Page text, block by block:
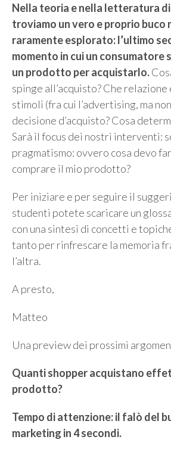
Nella teoria e nella letteratura
troviamo un vero e proprio buco
raramente esplorato: l’ultimo
momento in cui un consumatore
un prodotto per acquistarlo.
spinge all’acquisto? Che
stimoli (fra cui l’advertising, ma
decisione d’acquisto? Cosa
Sarà il focus dei nostri interventi:
pragmatismo: ovvero cosa devo
comprare il mio prodotto?
Per iniziare e per seguire il
studenti potete scaricare un
con una sintesi di concetti e
tanto per rinfrescare la memoria
l’altra.
A presto,
Matteo
Una preview dei prossimi
Quanti shopper acquistano
prodotto?
Tempo di attenzione: il falò del
marketing in 4 secondi.